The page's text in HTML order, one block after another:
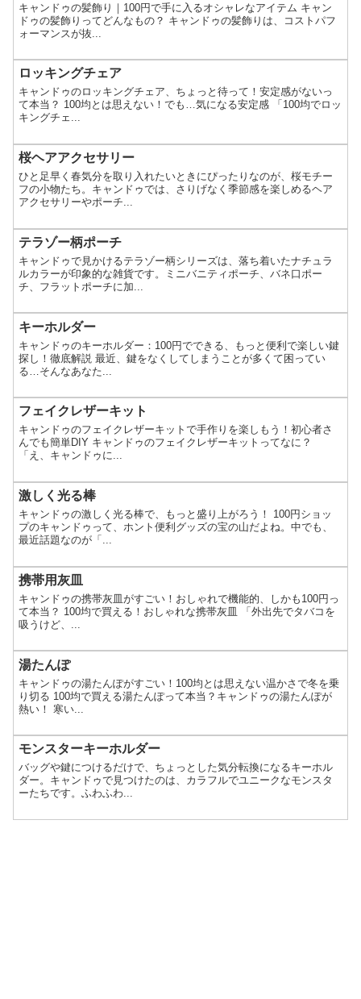
キャンドゥの髪飾り｜100円で手に入るオシャレなアイテム キャン
ドゥの髪飾りってどんなもの？ キャンドゥの髪飾りは、コストパフ
ォーマンスが抜...
ロッキングチェア
キャンドゥのロッキングチェア、ちょっと待って！安定感がないっ
て本当？ 100均とは思えない！でも…気になる安定感 「100均でロッ
キングチェ...
桜ヘアアクセサリー
ひと足早く春気分を取り入れたいときにぴったりなのが、桜モチー
フの小物たち。キャンドゥでは、さりげなく季節感を楽しめるヘア
アクセサリーやポーチ...
テラゾー柄ポーチ
キャンドゥで見かけるテラゾー柄シリーズは、落ち着いたナチュラ
ルカラーが印象的な雑貨です。ミニバニティポーチ、バネ口ポー
チ、フラットポーチに加...
キーホルダー
キャンドゥのキーホルダー：100円でできる、もっと便利で楽しい鍵
探し！徹底解説 最近、鍵をなくしてしまうことが多くて困ってい
る…そんなあなた...
フェイクレザーキット
キャンドゥのフェイクレザーキットで手作りを楽しもう！初心者さ
んでも簡単DIY キャンドゥのフェイクレザーキットってなに？
「え、キャンドゥに...
激しく光る棒
キャンドゥの激しく光る棒で、もっと盛り上がろう！ 100円ショッ
プのキャンドゥって、ホント便利グッズの宝の山だよね。中でも、
最近話題なのが「...
携帯用灰皿
キャンドゥの携帯灰皿がすごい！おしゃれで機能的、しかも100円っ
て本当？ 100均で買える！おしゃれな携帯灰皿 「外出先でタバコを
吸うけど、...
湯たんぽ
キャンドゥの湯たんぽがすごい！100均とは思えない温かさで冬を乗
り切る 100均で買える湯たんぽって本当？キャンドゥの湯たんぽが
熱い！ 寒い...
モンスターキーホルダー
バッグや鍵につけるだけで、ちょっとした気分転換になるキーホル
ダー。キャンドゥで見つけたのは、カラフルでユニークなモンスタ
ーたちです。ふわふわ...